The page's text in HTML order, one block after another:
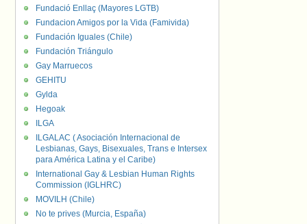
Fundació Enllaç (Mayores LGTB)
Fundacion Amigos por la Vida (Famivida)
Fundación Iguales (Chile)
Fundación Triángulo
Gay Marruecos
GEHITU
Gylda
Hegoak
ILGA
ILGALAC ( Asociación Internacional de
Lesbianas, Gays, Bisexuales, Trans e Intersex
para América Latina y el Caribe)
International Gay & Lesbian Human Rights
Commission (IGLHRC)
MOVILH (Chile)
No te prives (Murcia, España)